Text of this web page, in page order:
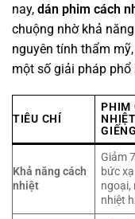
nay, dán phim cách
chuộng nhờ khả
nguyên tính thẩm
một số giải pháp
TIÊU CHÍ
PHIM
NHIỆT
Khả năng cách
nhiệt
Giảm
bức
ngoại,
nhiệt